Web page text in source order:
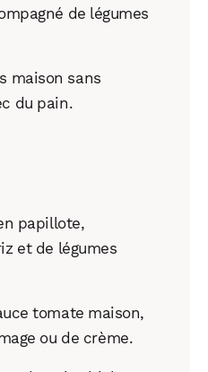
de légumes
maison sans
du pain.
papillote,
et de légumes
tomate maison,
ou de crème.